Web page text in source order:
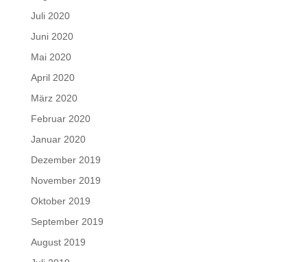
Juli 2020
Juni 2020
Mai 2020
April 2020
März 2020
Februar 2020
Januar 2020
Dezember 2019
November 2019
Oktober 2019
September 2019
August 2019